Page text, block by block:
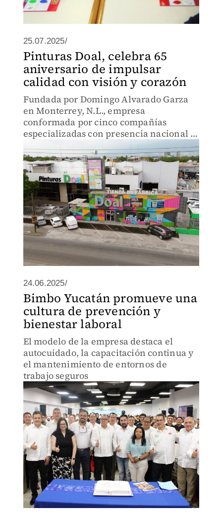
25.07.2025/
Pinturas Doal, celebra 65
aniversario de impulsar
calidad con visión y corazón
Fundada por Domingo Alvarado Garza
en Monterrey, N.L., empresa
conformada por cinco compañías
especializadas con presencia nacional a
través de dos plantas, 21 centros de
distribución, tiendas propias y una
extensa red de distribuidores
24.06.2025/
Bimbo Yucatán promueve una
cultura de prevención y
bienestar laboral
El modelo de la empresa destaca el
autocuidado, la capacitación continua y
el mantenimiento de entornos de
trabajo seguros